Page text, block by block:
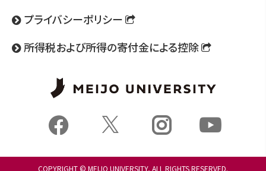
プライバシーポリシー
所得税および所得の寄付金による控除
Fac
ok
X
Ins
ra
Yo
ube
COPYRIGHT © MEIJO UNIVERSITY, ALL RIGHTS RESERVED.